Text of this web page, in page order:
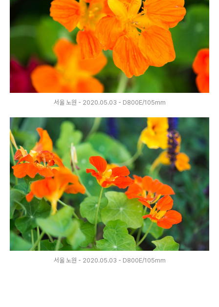
서울 노원 - 2020.05.03 - D800E/105mm
서울 노원 - 2020.05.03 - D800E/105mm